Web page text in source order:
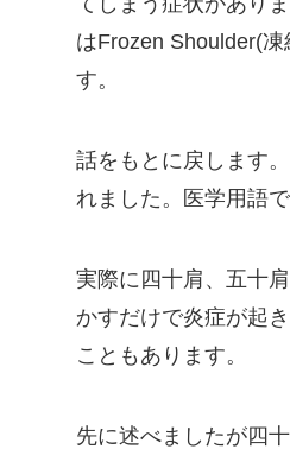
はFrozen Shoulder(
す。
話をもとに戻します
れました。医学用語
実際に四十肩、五十
かすだけで炎症が起
こともあります。
先に述べましたが四